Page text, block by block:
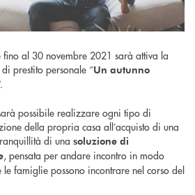
al 30 novembre 2021 sarà attiva la
prestito personale “Un autunno
possibile realizzare ogni tipo di
della propria casa all’acquisto di una
di una soluzione di
, pensata per andare incontro in modo
le famiglie possono incontrare nel corso del